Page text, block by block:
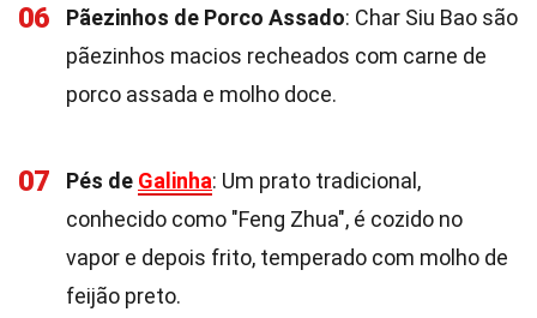
06 Pãezinhos de Porco Assado: Char Siu Bao são
pãezinhos macios recheados com carne de
porco assada e molho doce.
07 Pés de Galinha: Um prato tradicional,
conhecido como "Feng Zhua", é cozido no
vapor e depois frito, temperado com molho de
feijão preto.